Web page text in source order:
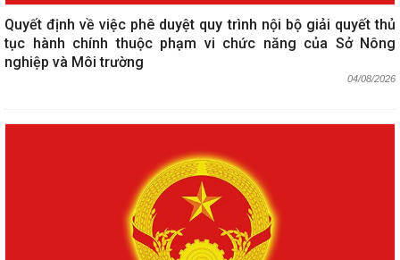
Quyết định về việc phê duyệt quy trình nội bộ giải quyết thủ
tục hành chính thuộc phạm vi chức năng của Sở Nông
nghiệp và Môi trường
04/08/2026